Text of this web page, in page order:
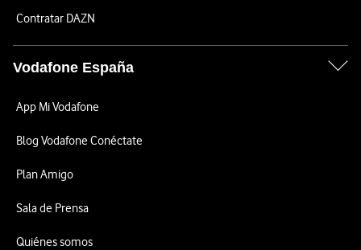
Contratar DAZN
Vodafone España
App Mi Vodafone
Blog Vodafone Conéctate
Plan Amigo
Sala de Prensa
Quiénes somos